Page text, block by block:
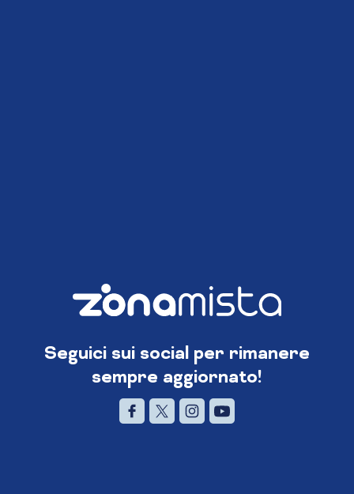
Seguici sui social per rimanere
sempre aggiornato!